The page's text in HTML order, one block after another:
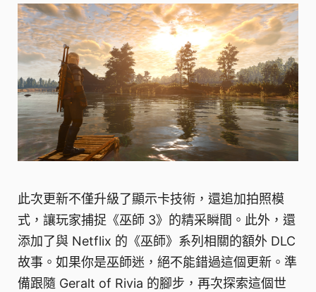
此次更新不僅升級了顯示卡技術，還追加拍照模
式，讓玩家捕捉《巫師 3》的精采瞬間。此外，還
添加了與 Netflix 的《巫師》系列相關的額外 DLC
故事。如果你是巫師迷，絕不能錯過這個更新。準
備跟隨 Geralt of Rivia 的腳步，再次探索這個世